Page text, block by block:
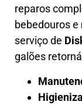
reparos
bebedouros
serviço de
galões